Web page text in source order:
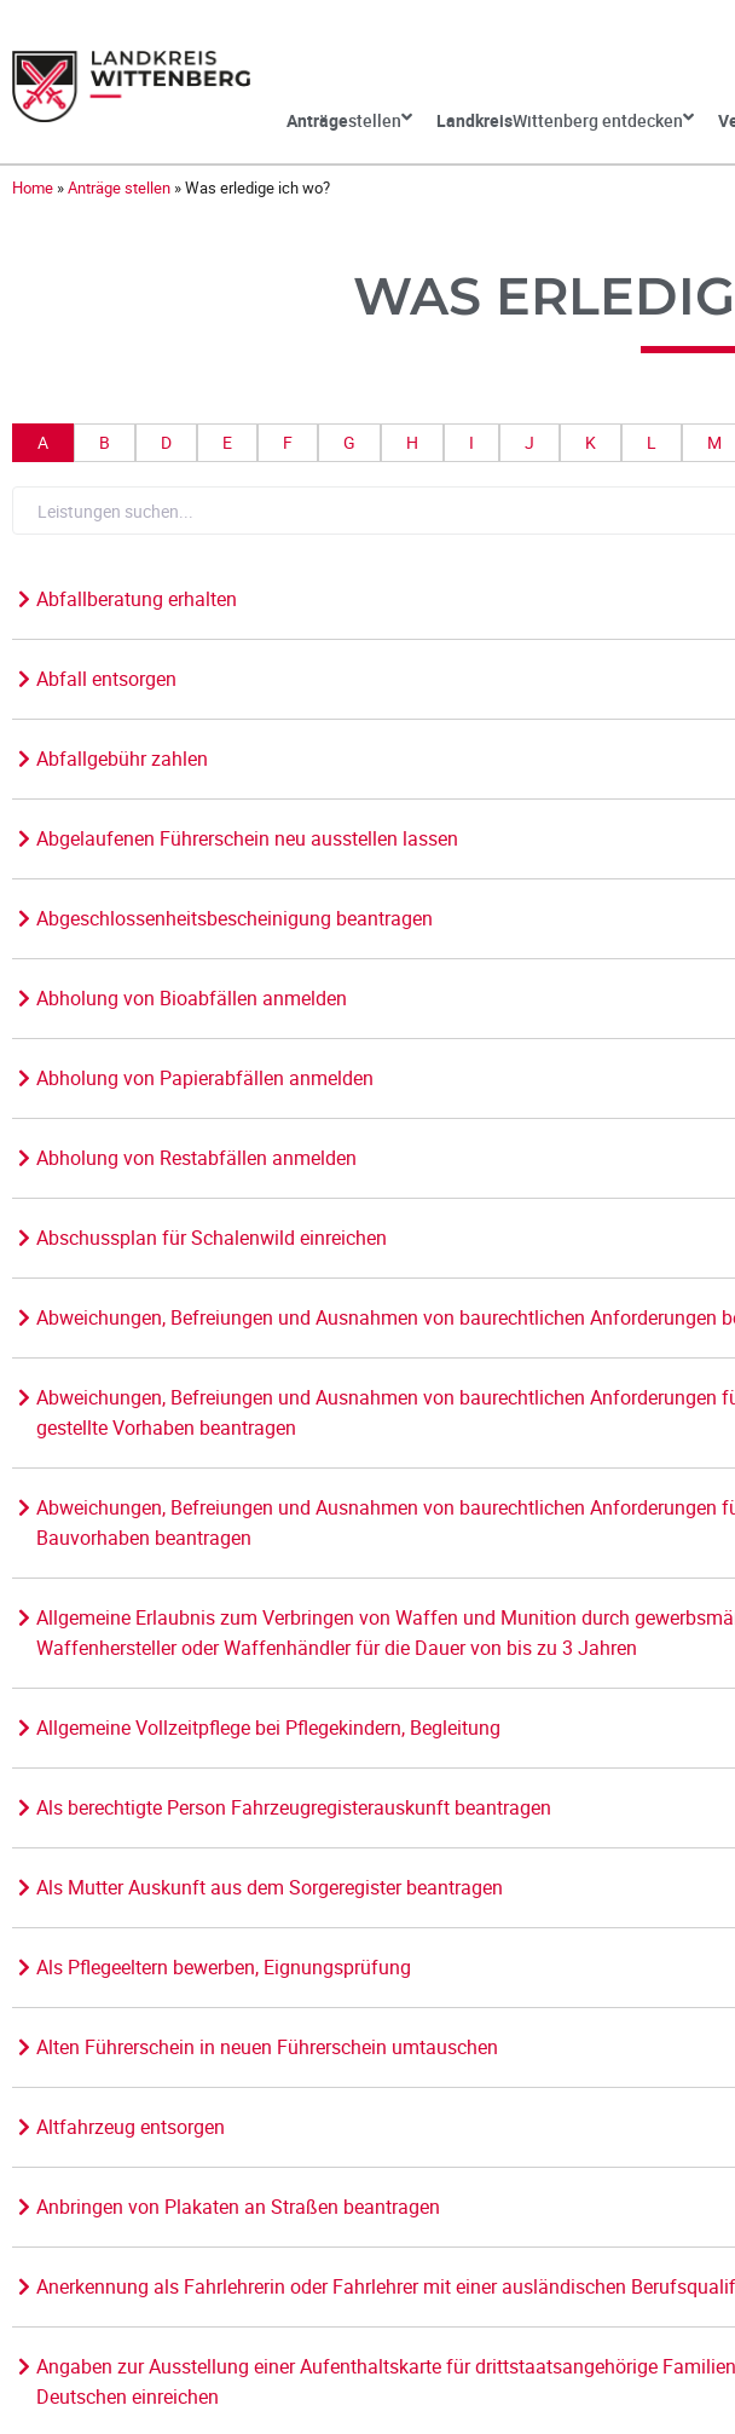
Anträgestellen LandkreisWittenberg entdecken
Home »Anträge stellen »Was erledige ich wo?
WAS
A B D E F G H I J K L M
Abfallberatung erhalten
Abfall entsorgen
Abfallgebühr zahlen
Abgelaufenen Führerschein neu ausstellen lassen
Abgeschlossenheitsbescheinigung beantragen
Abholung von Bioabfällen anmelden
Abholung von Papierabfällen anmelden
Abholung von Restabfällen anmelden
Abschussplan für Schalenwild einreichen
Abweichungen, Befreiungen und Ausnahmen von baurechtlichen Anforderungen
Abweichungen, Befreiungen und Ausnahmen von baurechtlichen Anforderungen
gestellte Vorhaben beantragen
Abweichungen, Befreiungen und Ausnahmen von baurechtlichen Anforderungen
Bauvorhaben beantragen
Allgemeine Erlaubnis zum Verbringen von Waffen und Munition durch
Waffenhersteller oder Waffenhändler für die Dauer von bis zu 3 Jahren
Allgemeine Vollzeitpflege bei Pflegekindern, Begleitung
Als berechtigte Person Fahrzeugregisterauskunft beantragen
Als Mutter Auskunft aus dem Sorgeregister beantragen
Als Pflegeeltern bewerben, Eignungsprüfung
Alten Führerschein in neuen Führerschein umtauschen
Altfahrzeug entsorgen
Anbringen von Plakaten an Straßen beantragen
Anerkennung als Fahrlehrerin oder Fahrlehrer mit einer ausländischen
Angaben zur Ausstellung einer Aufenthaltskarte für drittstaatsangehörige
Deutschen einreichen